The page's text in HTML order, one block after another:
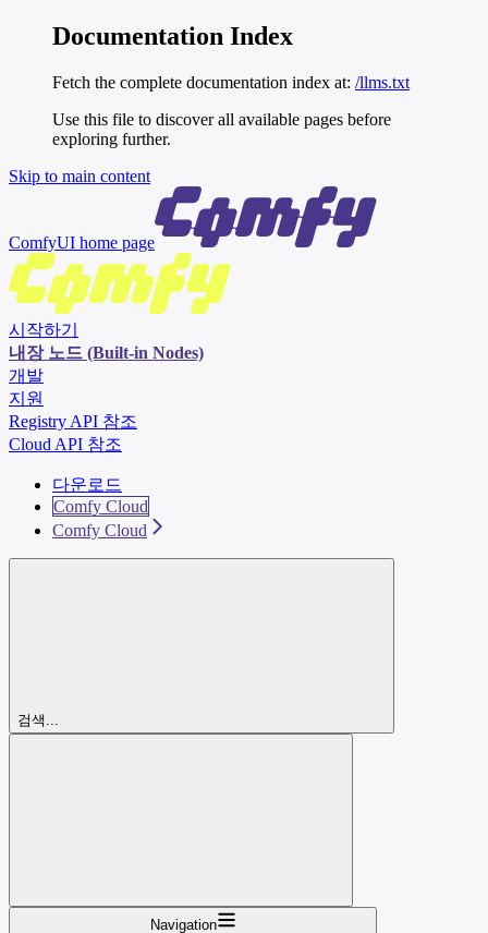
Documentation Index
Fetch the complete documentation index at: /llms.txt
Use this file to discover all available pages before
exploring further.
Skip to main content
ComfyUI home page
시작하기
내장 노드 (Built-in Nodes)
개발
지원
Registry API 참조
Cloud API 참조
다운로드
Comfy Cloud
Comfy Cloud
검색...
Navigation